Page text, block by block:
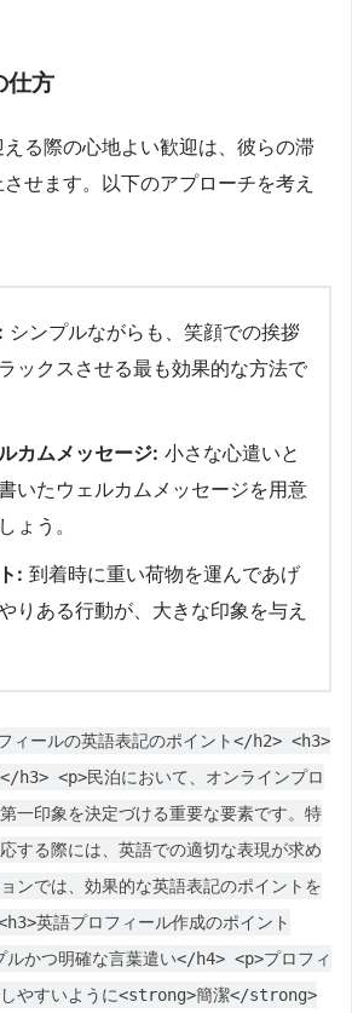
仕方
る際の心地よい歓迎は、彼らの滞
せます。以下のアプローチを考え
シンプルながらも、笑顔での挨拶
ックスさせる最も効果的な方法で
カムメッセージ: 小さな心遣いと
いたウェルカムメッセージを用意
ょう。
: 到着時に重い荷物を運んであげ
りある行動が、大きな印象を与え
ィールの英語表記のポイント</h2> <h3>
h3> <p>民泊において、オンラインプロ
一印象を決定づける重要な要素です。特
する際には、英語での適切な表現が求め
ンでは、効果的な英語表記のポイントを
英語プロフィール作成のポイント
かつ明確な言葉遣い</h4> <p>プロフィ
しやすいように<strong>簡潔</strong>